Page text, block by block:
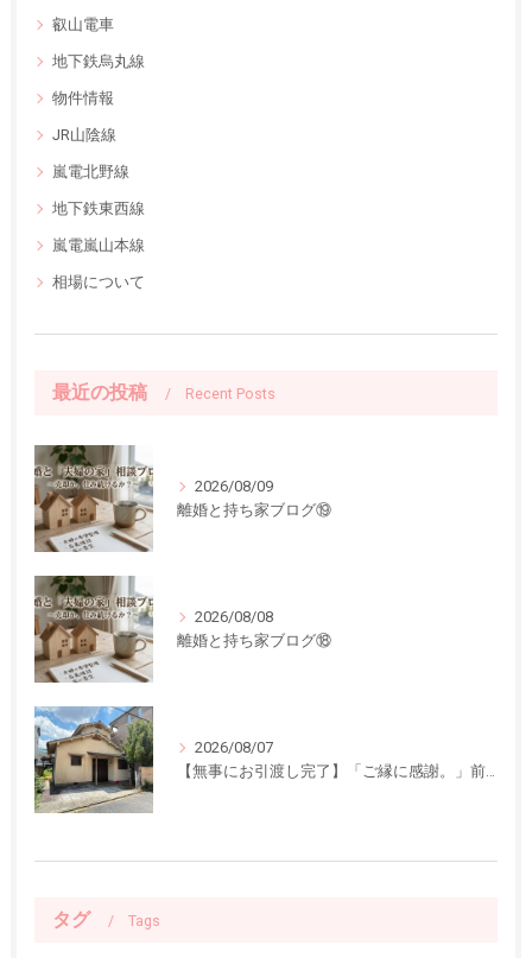
叡山電車
地下鉄烏丸線
物件情報
JR山陰線
嵐電北野線
地下鉄東西線
嵐電嵐山本線
相場について
最近の投稿 Recent Posts
2026/08/09
離婚と持ち家ブログ⑲
2026/08/08
離婚と持ち家ブログ⑱
2026/08/07
【無事にお引渡し完了】「ご縁に感謝。」前回ご紹介した中古一戸建てのお引渡しが終了しました
タグ Tags